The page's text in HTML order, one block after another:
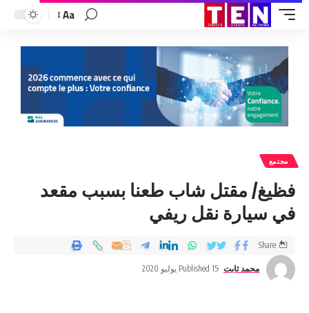
Aa
مجتمع
فظيغ/ مقتل شاب طعنا بسبب مقعد
في سيارة نقل ريفي
محمد ثابت Published 15 يوليو 2020
Share